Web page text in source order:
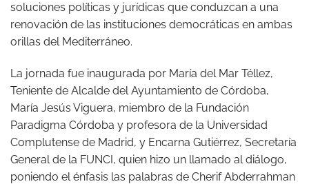
soluciones políticas y jurídicas que conduzcan a una
renovación de las instituciones democráticas en ambas
orillas del Mediterráneo.
La jornada fue inaugurada por María del Mar Téllez,
Teniente de Alcalde del Ayuntamiento de Córdoba,
María Jesús Viguera, miembro de la Fundación
Paradigma Córdoba y profesora de la Universidad
Complutense de Madrid, y Encarna Gutiérrez, Secretaría
General de la FUNCI, quien hizo un llamado al diálogo,
poniendo el énfasis las palabras de Cherif Abderrahman